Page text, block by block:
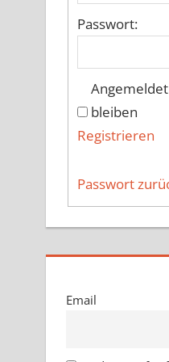
Passwort:
Angemeldet
bleiben
Registrieren
Passwort
Email